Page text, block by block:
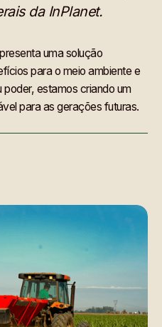
da InPlanet.
uma solução
para o meio ambiente e
estamos criando um
para as gerações futuras.